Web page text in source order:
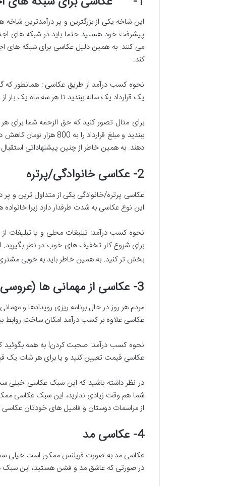
این شاخه یکی از بزرگترین و پر درآمدترین
پیشرفت خود هستید حتما باید در شبکه های
می کنند. به همین دلیل عکاسی برای شبکه های
کند.
نحوه کسب درآمد از طریق عکاسی : همانطور که
یک قرارداد یک ساله ببندید تا هر سه ماه یک بار
ببندید و مبلغ
دهند. به همین خاطر از چنین پیشنهاداتی
2- عکاسی خانوادگی/پرتره
عکاسی پرتره/خانوادگی یکی از متداول ترین و
این نوع عکاسی به شدت طرفدار دارد زیرا
نحوه کسب درآمد: تبلیغات محلی و یا تبلیغات
برای شروع کار تخفیف های خوب در نظر
بخش تر کنید. به همین خاطر باید به خوبی
3- عکاسی از مهمانی ها (عروسی، تولد و…)
مردم هر روز در حال برنامه ریزی رویدادها و
عکاسی علاوه بر کسب درآمد امکان ساخت روابط
نحوه کسب درآمد: صحبت کردن! به همه بگوئید
عکاسی قیمت تعیین کنید و یا برای هر شات
در نظر داشته باشید که این سبک عکاسی
شما هم وقت زیادی ندارید، این سبک عکاسی
از مراسمات دوستان و فامیل های خودتان
4- عکاسی مد
عکاسی مد به صورت فریلنس ممکن است خیلی
در صورتی که عاشق مد و فشن هستید، این سبک